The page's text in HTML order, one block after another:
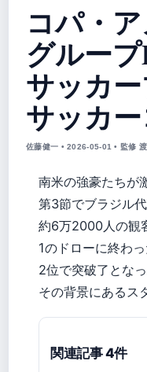
コパ・
グルー
サッカ
サッカ
佐藤健一 • 2026-05-01 • 監修
南米の強豪たち
第3節でブラジル
約6万2000人の観
1のドローに終わ
2位で突破了とな
その背景にあるス
関連記事 4件